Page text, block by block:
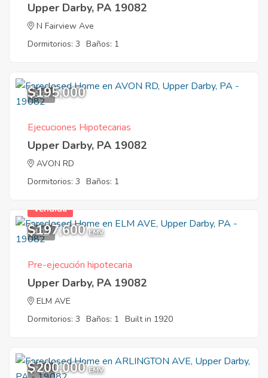
Upper Darby, PA 19082
N Fairview Ave
Dormitorios: 3 Baños: 1
6
$195,000
Ejecuciones Hipotecarias
Upper Darby, PA 19082
AVON RD
Dormitorios: 3 Baños: 1
4
Vendida
$197,600 EMV
Pre-ejecución hipotecaria
Upper Darby, PA 19082
ELM AVE
Dormitorios: 3 Baños: 1 Built in 1920
7
$200,000 EMV